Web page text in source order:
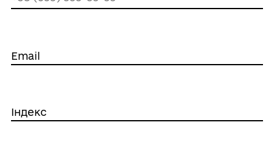
Email
Індекс